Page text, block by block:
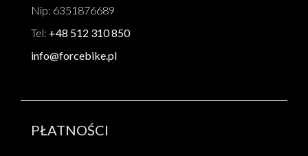
Nip: 6351876689
Tel: +48 512 310 850
info@forcebike.pl
PŁATNOŚCI